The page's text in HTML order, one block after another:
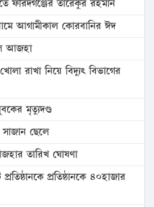
ফরিদগঞ্জের তারেকুর রহমান
আগামীকাল কোরবানির ঈদ
আজহা
রাখা নিয়ে বিদ্যুৎ বিভাগের
মৃত্যুদণ্ড
ছেলে
তারিখ ঘোষণা
প্রতিষ্ঠানকে ৪০হাজার